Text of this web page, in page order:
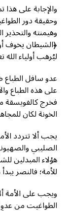
والإجابة على
وحقيقة دور
وهيمنته والتحذير
﴿الشيطان يخوف
ليُرهب أولياء
عدو سافل الطباع
على هذه الطباع
فخرج كالفويسقة
الخونة لكان
يجب ألا تتردد
الصليبي
هؤلاء المبدلين
للأمة؛ فالنصر
ويجب على الأمة
الطواغيت من عدوٍ